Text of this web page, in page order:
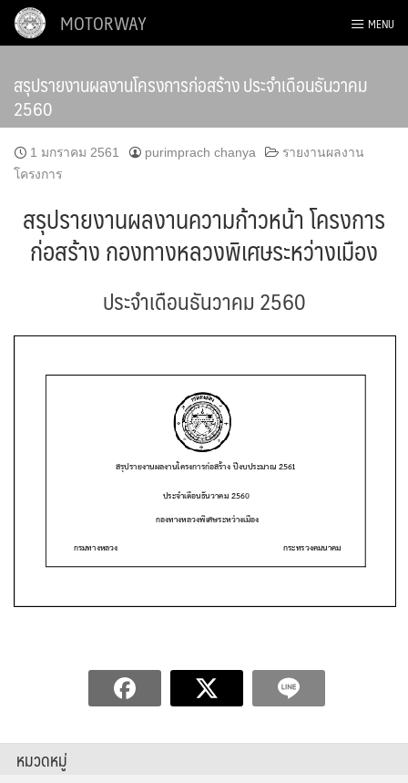
Skip
MOTORWAY MENU
สรุปรายงานผลงานโครงการก่อสร้าง ประจำเดือนธันวาคม
2560
1 มกราคม 2561 purimprach chanya
รายงานผลงาน
โครงการ
สรุปรายงานผลงานความก้าวหน้า โครงการ
ก่อสร้าง กองทางหลวงพิเศษระหว่างเมือง
ประจำเดือนธันวาคม 2560
หมวดหมู่